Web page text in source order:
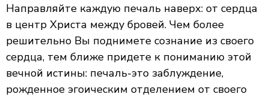
Направляйте каждую печаль наверх: от сердца
в центр Христа между бровей. Чем более
решительно Вы поднимете сознание из своего
сердца, тем ближе придете к пониманию этой
вечной истины: печаль-это заблуждение,
рожденное эгоическим отделением от своего